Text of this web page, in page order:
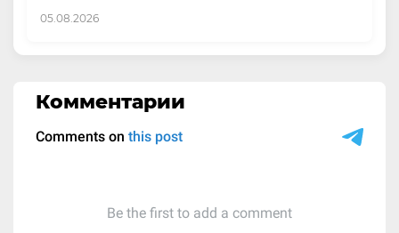
05.08.2026
Комментарии